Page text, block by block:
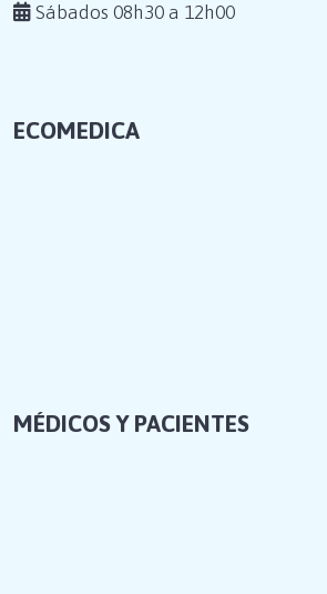
Sábados 08h30 a 12h00
ECOMEDICA
MÉDICOS Y PACIENTES